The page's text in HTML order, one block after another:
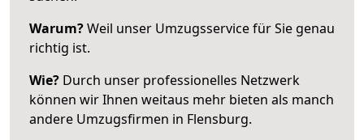
Warum?Weil unser Umzugsservice für Sie genau
richtig ist.
Wie? Durch unser professionelles Netzwerk
können wir Ihnen weitaus mehr bieten als manch
andere Umzugsfirmen in Flensburg.